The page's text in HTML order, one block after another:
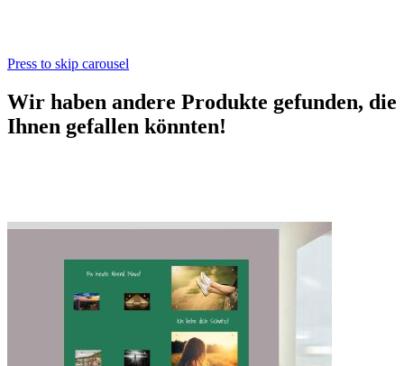
Press to skip carousel
Wir haben andere Produkte gefunden, die
Ihnen gefallen könnten!